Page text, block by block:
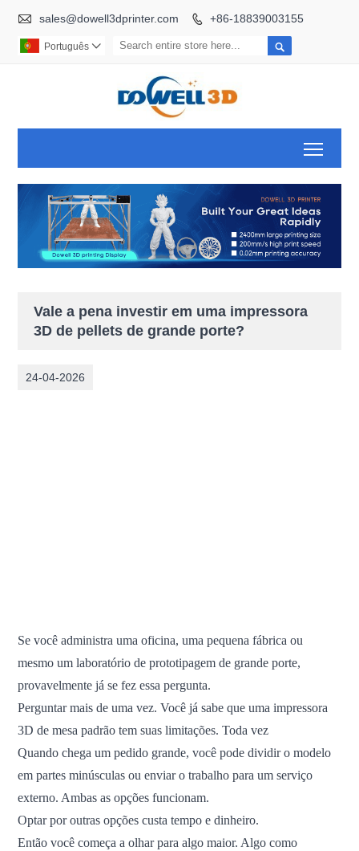
 sales@dowell3dprinter.com  +86-18839003155

Português 
Vale a pena investir em uma impressora
3D de pellets de grande porte?
24-04-2026
Se você administra uma oficina, uma pequena fábrica ou
mesmo um laboratório de prototipagem de grande porte,
provavelmente já se fez essa pergunta.
Perguntar mais de uma vez. Você já sabe que uma impressora
3D de mesa padrão tem suas limitações. Toda vez
Quando chega um pedido grande, você pode dividir o modelo
em partes minúsculas ou enviar o trabalho para um serviço
externo. Ambas as opções funcionam.
Optar por outras opções custa tempo e dinheiro.
Então você começa a olhar para algo maior. Algo como